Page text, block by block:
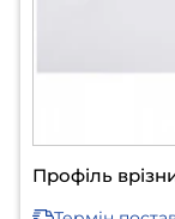
Профіль